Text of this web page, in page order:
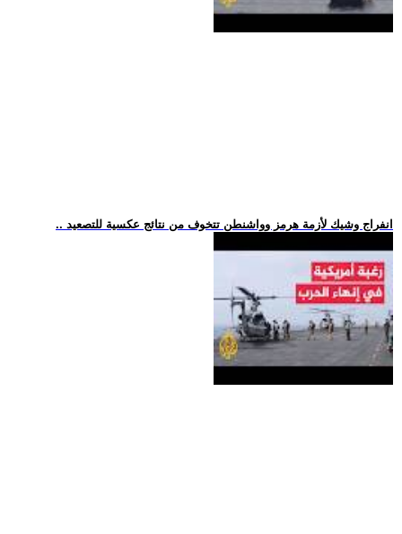
.. انفراج وشيك لأزمة هرمز وواشنطن تتخوف من نتائج عكسية للتصعيد